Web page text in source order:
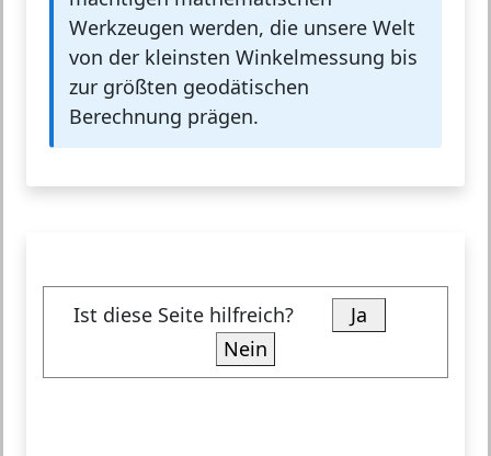
Werkzeugen werden, die unsere Welt
von der kleinsten Winkelmessung bis
zur größten geodätischen
Berechnung prägen.
Ist diese Seite hilfreich?
Ja
Nein